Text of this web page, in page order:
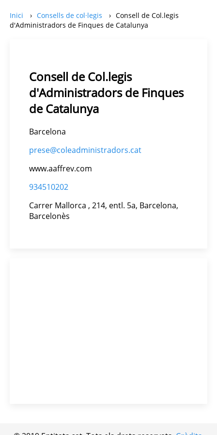
Inici Consells de col·legis
Consell de Col.legis
d'Administradors de Finques de Catalunya
Consell de Col.legis
d'Administradors de Finques
de Catalunya
Barcelona
prese@coleadministradors.cat
www.aaffrev.com
934510202
Carrer Mallorca , 214, entl. 5a, Barcelona,
Barcelonès